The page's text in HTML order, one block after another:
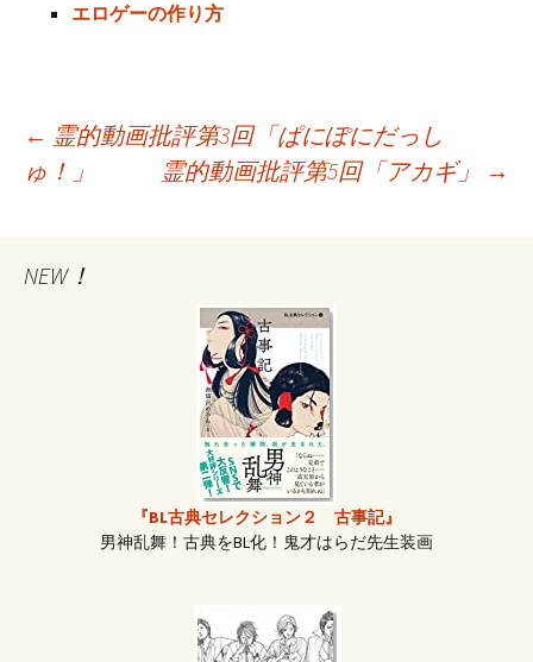
エロゲーの作り方
投
稿
← 霊的動画批評第3回「ぱにぽにだっし
ゅ！」
霊的動画批評第5回「アカギ」 →
NEW！
『BL古典セレクション２ 古事記』
男神乱舞！古典をBL化！鬼才はらだ先生装画